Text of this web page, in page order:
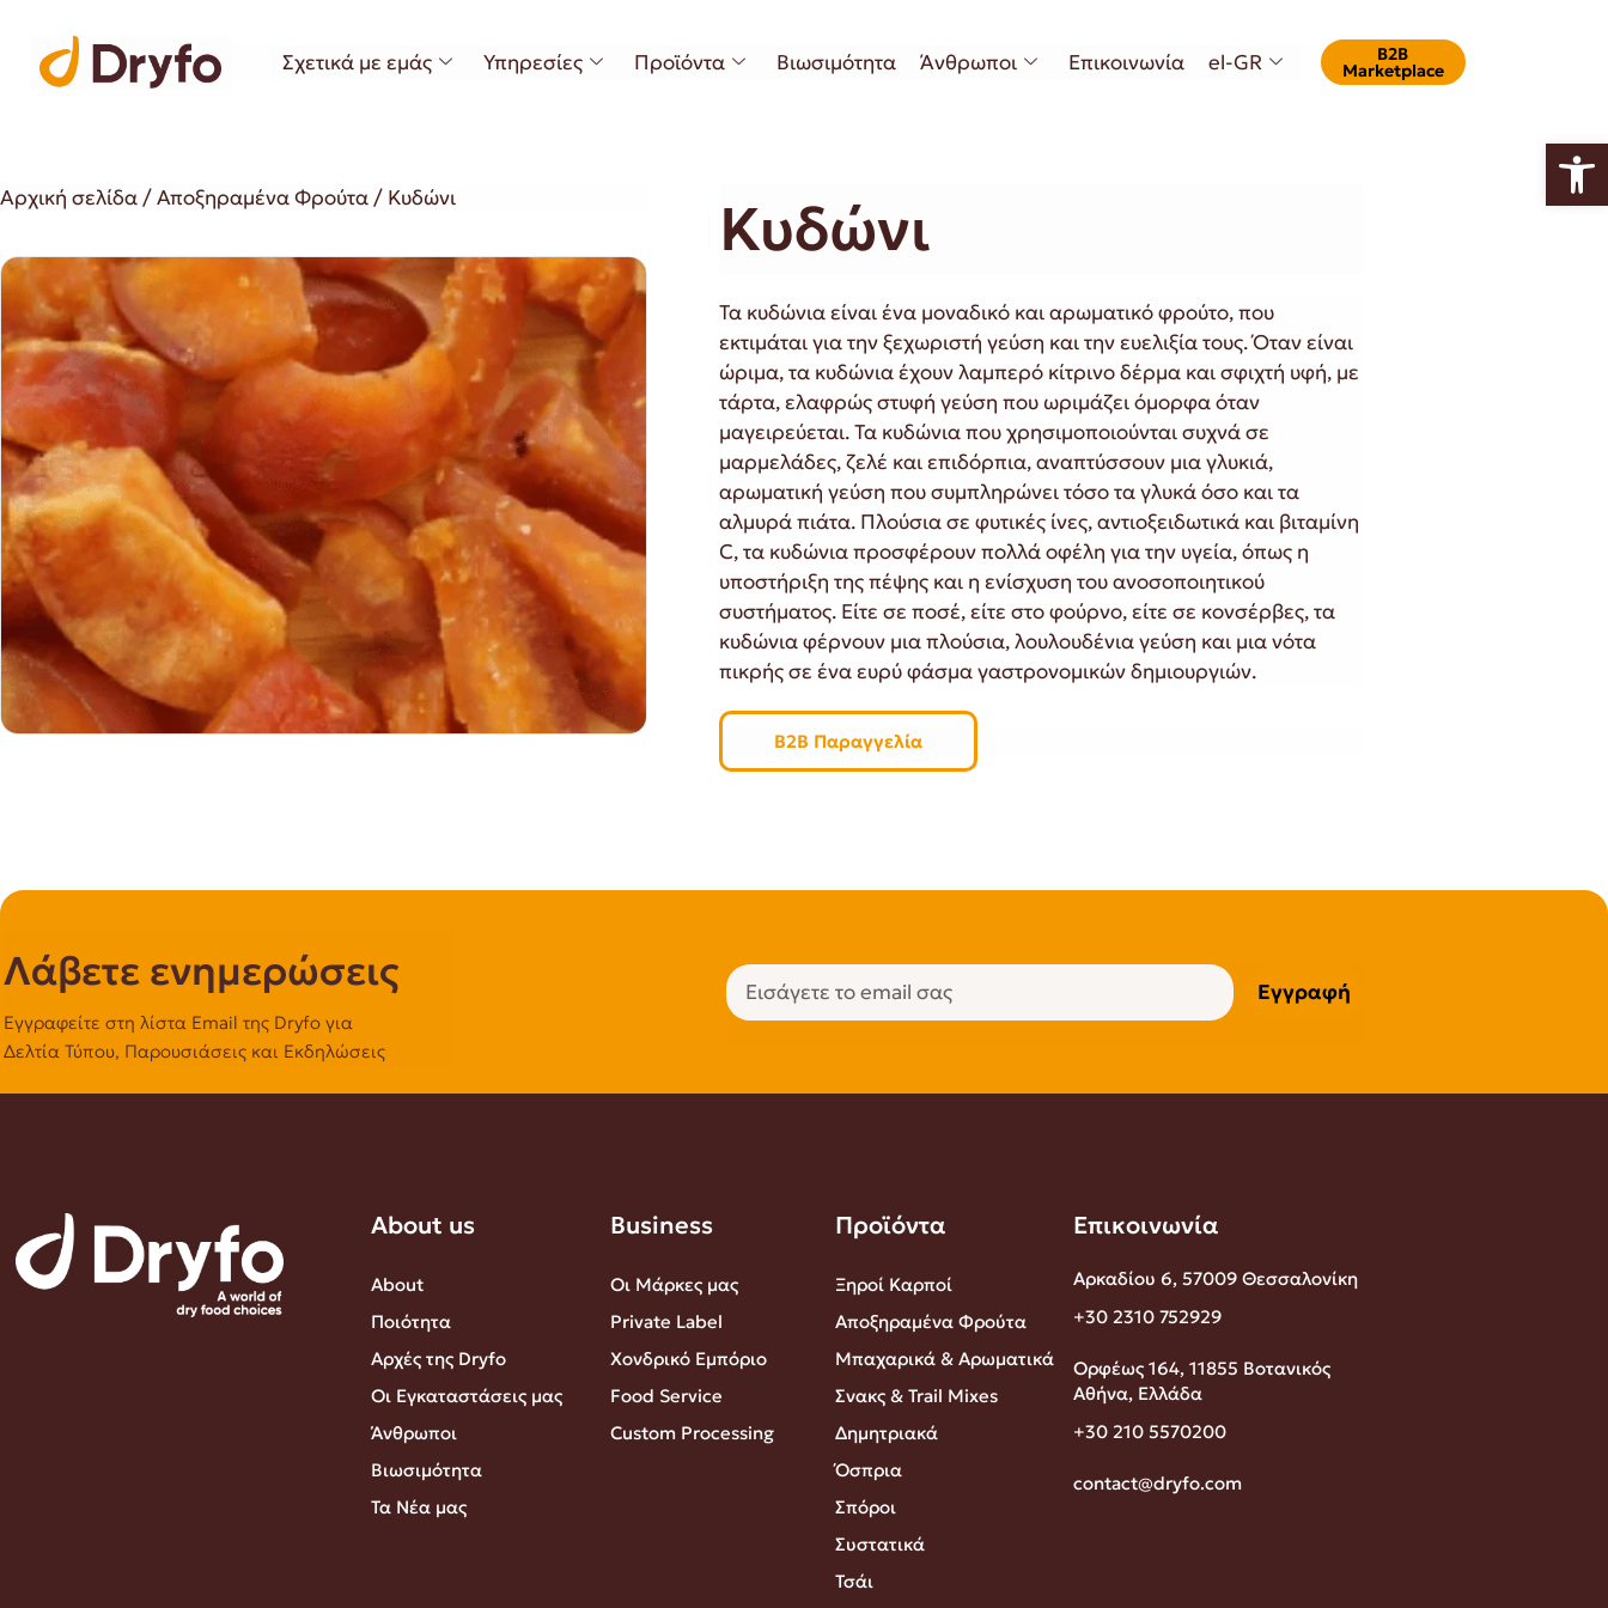
Σχετικά με εμάς Υπηρεσίες Προϊόντα Βιωσιμότητα Άνθρωποι Επικοινωνία el-GR Β2Β
Marketplace
Αρχική σελίδα/Αποξηραμένα Φρούτα/ Κυδώνι Κυδώνι
Τα κυδώνια είναι ένα μοναδικό και αρωματικό φρούτο, που
εκτιμάται για την ξεχωριστή γεύση και την ευελιξία τους. Όταν είναι
ώριμα, τα κυδώνια έχουν λαμπερό κίτρινο δέρμα και σφιχτή υφή, με
τάρτα, ελαφρώς στυφή γεύση που ωριμάζει όμορφα όταν
μαγειρεύεται. Τα κυδώνια που χρησιμοποιούνται συχνά σε
μαρμελάδες, ζελέ και επιδόρπια, αναπτύσσουν μια γλυκιά,
αρωματική γεύση που συμπληρώνει τόσο τα γλυκά όσο και τα
αλμυρά πιάτα. Πλούσια σε φυτικές ίνες, αντιοξειδωτικά και βιταμίνη
C, τα κυδώνια προσφέρουν πολλά οφέλη για την υγεία, όπως η
υποστήριξη της πέψης και η ενίσχυση του ανοσοποιητικού
συστήματος. Είτε σε ποσέ, είτε στο φούρνο, είτε σε κονσέρβες, τα
κυδώνια φέρνουν μια πλούσια, λουλουδένια γεύση και μια νότα
πικρής σε ένα ευρύ φάσμα γαστρονομικών δημιουργιών.
B2B Παραγγελία
Λάβετε ενημερώσεις
Εγγραφείτε στη λίστα Email της Dryfo για
Δελτία Τύπου, Παρουσιάσεις και Εκδηλώσεις
Εγγραφή
About us
About
Ποιότητα
Αρχές της Dryfo
Οι Εγκαταστάσεις μας
Άνθρωποι
Βιωσιμότητα
Τα Νέα μας
Business
Οι Μάρκες μας
Private Label
Χονδρικό Εμπόριο
Food Service
Custom Processing
Προϊόντα
Ξηροί Καρποί
Αποξηραμένα Φρούτα
Μπαχαρικά & Αρωματικά
Σνακς & Trail Mixes
Δημητριακά
Όσπρια
Σπόροι
Συστατικά
Τσάι
Επικοινωνία
Αρκαδίου 6, 57009 Θεσσαλονίκη
+30 2310 752929
Ορφέως 164, 11855 Βοτανικός
Αθήνα, Ελλάδα
+30 210 5570200
contact@dryfo.com